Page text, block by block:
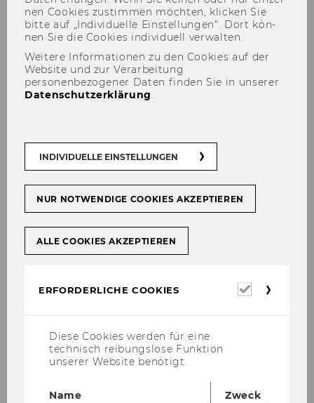
In­sti­tuts­vor­stän­din
Univ. Prof. Dr. Nadine
+43 1 31336 5427
nen Coo­kies zu­stim­men möch­ten, kli­cken Sie
bitte auf „In­di­vi­du­el­le Ein­stel­lun­gen“. Dort kön­
nen Sie die Coo­kies in­di­vi­du­ell ver­wal­ten.
Weitere Informationen zu den Cookies auf der
Website und zur Verarbeitung
personenbezogener Daten finden Sie in unserer
Datenschutzerklärung.
INDIVIDUELLE EINSTELLUNGEN
NUR NOTWENDIGE COOKIES AKZEPTIEREN
ALLE COOKIES AKZEPTIEREN
ERFORDERLICHE COOKIES
Diese Cookies werden für eine
technisch reibungslose Funktion
unserer Website benötigt.
Name
Zweck